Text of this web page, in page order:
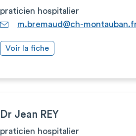
praticien hospitalier
m.bremaud@ch-
Voir la fiche
Dr Jean REY
praticien hospitalier